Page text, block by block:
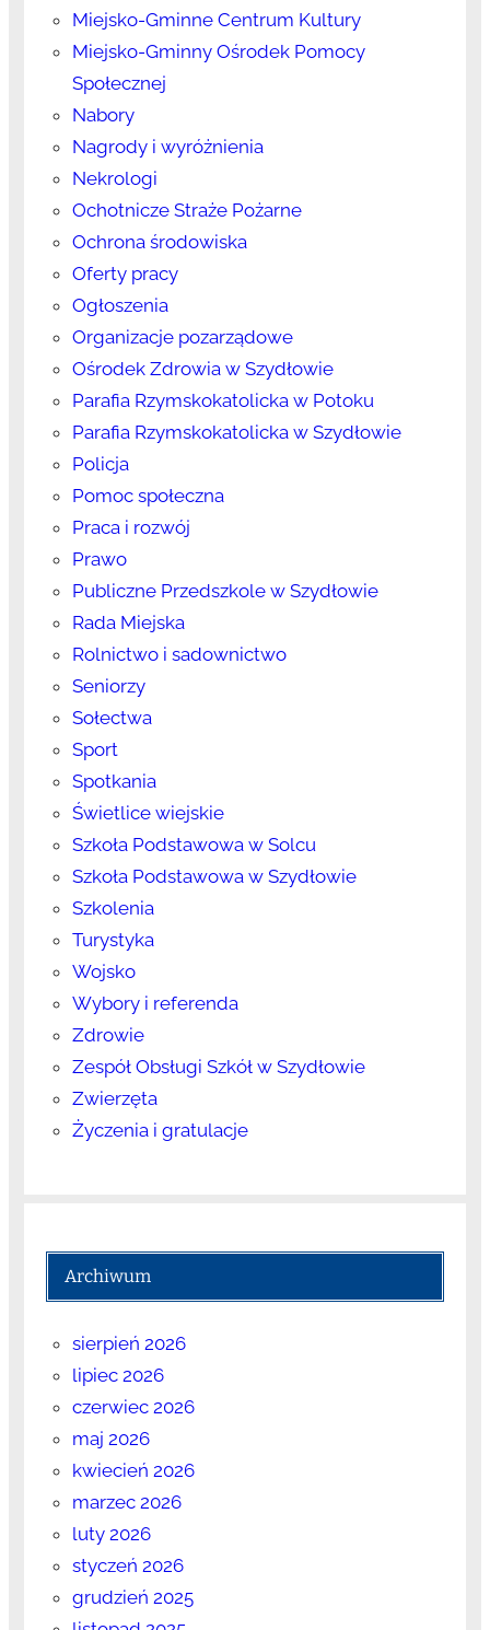
Miejsko-Gminne Centrum Kultury
Miejsko-Gminny Ośrodek Pomocy
Społecznej
Nabory
Nagrody i wyróżnienia
Nekrologi
Ochotnicze Straże Pożarne
Ochrona środowiska
Oferty pracy
Ogłoszenia
Organizacje pozarządowe
Ośrodek Zdrowia w Szydłowie
Parafia Rzymskokatolicka w Potoku
Parafia Rzymskokatolicka w Szydłowie
Policja
Pomoc społeczna
Praca i rozwój
Prawo
Publiczne Przedszkole w Szydłowie
Rada Miejska
Rolnictwo i sadownictwo
Seniorzy
Sołectwa
Sport
Spotkania
Świetlice wiejskie
Szkoła Podstawowa w Solcu
Szkoła Podstawowa w Szydłowie
Szkolenia
Turystyka
Wojsko
Wybory i referenda
Zdrowie
Zespół Obsługi Szkół w Szydłowie
Zwierzęta
Życzenia i gratulacje
Archiwum
sierpień 2026
lipiec 2026
czerwiec 2026
maj 2026
kwiecień 2026
marzec 2026
luty 2026
styczeń 2026
grudzień 2025